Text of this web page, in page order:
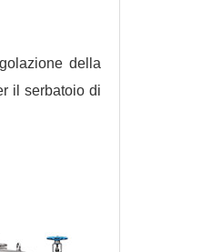
della
il serbatoio di